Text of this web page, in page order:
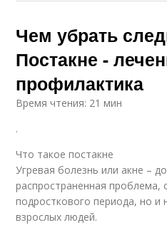
Чем убрать
Постакне -
профилактика
Время чтения: 21 мин
.
Что такое постакне
Угревая болезнь или акне –
распространенная проблема,
подросткового периода, но и
взрослых людей.